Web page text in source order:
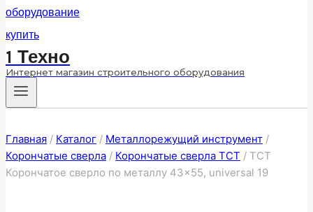
1 Техно
Интернет магазин строительного оборудования
Главная / Каталог / Металлорежущий инструмент /
Корончатые сверла / Корончатые сверла ТСТ / ТСТ
Корончатое сверло по металлу 43×55, universal 19